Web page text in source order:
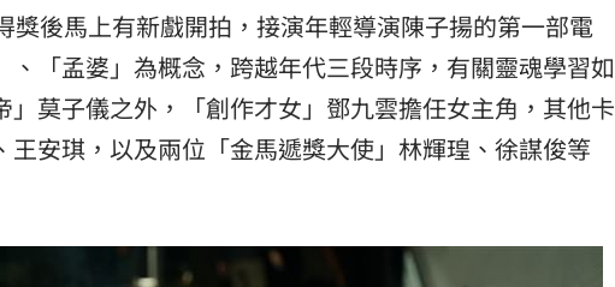
式 12:43
12:43
12:42
獎後馬上有新戲開拍，接演年輕導演陳子揚的第一部電
、「孟婆」為概念，跨越年代三段時序，有關靈魂學習如
莫子儀之外，「創作才女」鄧九雲擔任女主角，其他卡
安琪，以及兩位「金馬遞獎大使」林輝瑝、徐謀俊等